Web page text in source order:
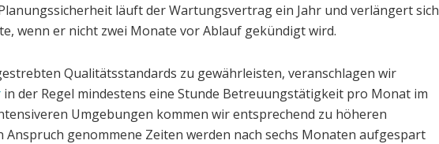
läuft der Wartungsvertrag ein Jahr und verlängert sich
wenn er nicht zwei Monate vor Ablauf gekündigt wird.
Qualitätsstandards zu gewährleisten, veranschlagen wir
in der Regel mindestens eine Stunde Betreuungstätigkeit pro Monat im
Umgebungen kommen wir entsprechend zu höheren
Anspruch genommene Zeiten werden nach sechs Monaten aufgespart